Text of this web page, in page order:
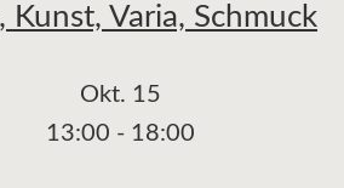
Kunst, Varia, Schmuck
Okt. 15
13:00 - 18:00